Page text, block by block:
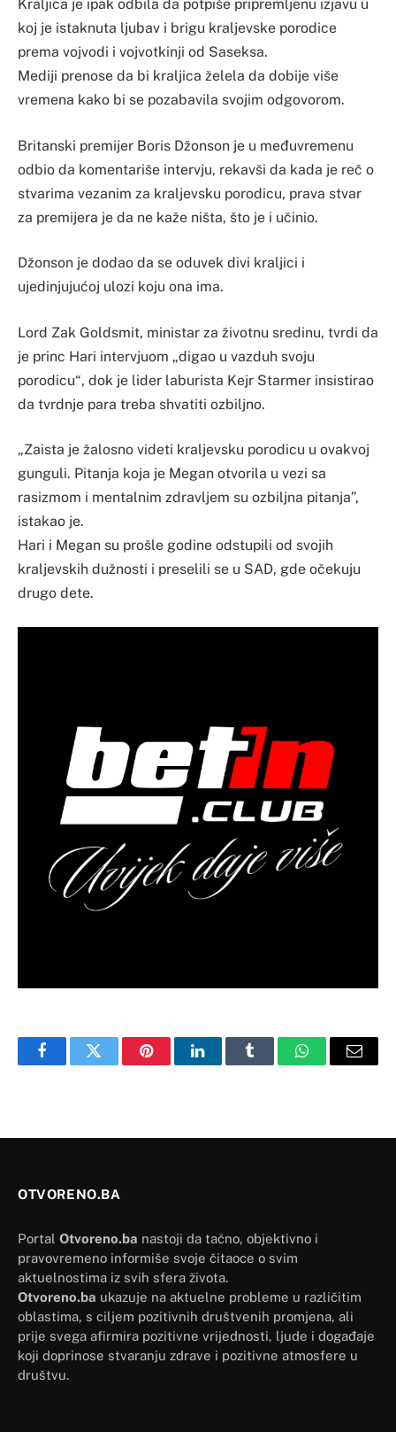
Kraljica je ipak odbila da potpiše pripremljenu izjavu u
koj je istaknuta ljubav i brigu kraljevske porodice
prema vojvodi i vojvotkinji od Saseksa.
Mediji prenose da bi kraljica želela da dobije više
vremena kako bi se pozabavila svojim odgovorom.
Britanski premijer Boris Džonson je u međuvremenu
odbio da komentariše intervju, rekavši da kada je reč o
stvarima vezanim za kraljevsku porodicu, prava stvar
za premijera je da ne kaže ništa, što je i učinio.
Džonson je dodao da se oduvek divi kraljici i
ujedinjujućoj ulozi koju ona ima.
Lord Zak Goldsmit, ministar za životnu sredinu, tvrdi da
je princ Hari intervjuom „digao u vazduh svoju
porodicu“, dok je lider laburista Kejr Starmer insistirao
da tvrdnje para treba shvatiti ozbiljno.
„Zaista je žalosno videti kraljevsku porodicu u ovakvoj
gunguli. Pitanja koja je Megan otvorila u vezi sa
rasizmom i mentalnim zdravljem su ozbiljna pitanja”,
istakao je.
Hari i Megan su prošle godine odstupili od svojih
kraljevskih dužnosti i preselili se u SAD, gde očekuju
drugo dete.
FacebookTwitter PinterestLinkedInTumblr WhatsAppEmail
OTVORENO.BA
Portal Otvoreno.ba nastoji da tačno, objektivno i
pravovremeno informiše svoje čitaoce o svim
aktuelnostima iz svih sfera života.
Otvoreno.ba ukazuje na aktuelne probleme u različitim
oblastima, s ciljem pozitivnih društvenih promjena, ali
prije svega afirmira pozitivne vrijednosti, ljude i događaje
koji doprinose stvaranju zdrave i pozitivne atmosfere u
društvu.